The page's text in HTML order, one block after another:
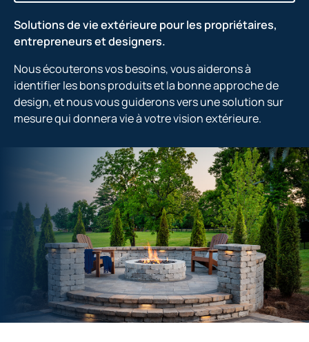
Solutions de vie extérieure pour les propriétaires,
entrepreneurs et designers.
Nous écouterons vos besoins, vous aiderons à
identifier les bons produits et la bonne approche de
design, et nous vous guiderons vers une solution sur
mesure qui donnera vie à votre vision extérieure.